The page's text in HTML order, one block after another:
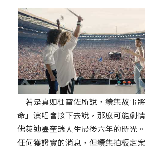
若是真如杜雷佐所說，續集故事
命」演唱會接下去說，那麼可能劇
佛萊迪墨奎瑞人生最後六年的時光
任何獲證實的消息，但續集拍板定